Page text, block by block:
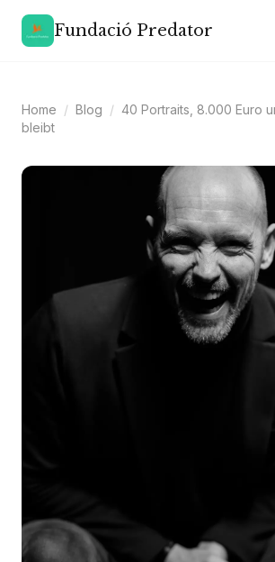
Fundació Predator
Home / Blog / 40 Portraits, 8.000 Euro
bleibt